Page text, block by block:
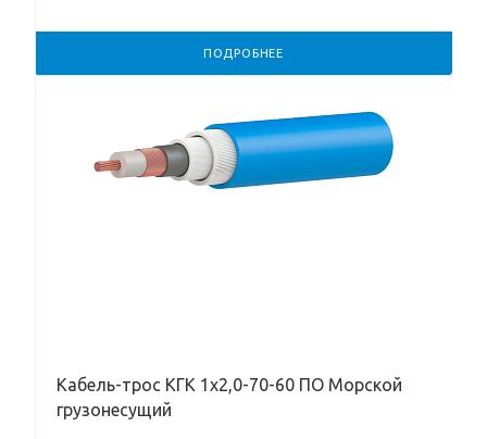
ПОДРОБНЕЕ
Кабель-трос КГК 1х2,0-70-60 ПО Морской
грузонесущий